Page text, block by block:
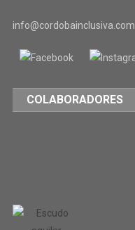
info@cordobainclusiva.com
COLABORADORES